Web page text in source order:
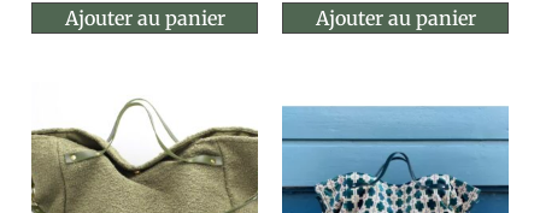
Ajouter au panier Ajouter au panier